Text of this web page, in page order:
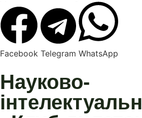
Facebook Telegram WhatsApp
Науково-